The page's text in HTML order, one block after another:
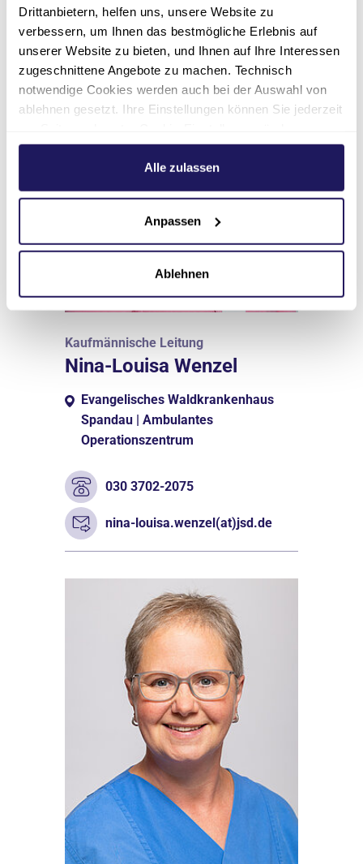
Drittanbietern, helfen uns, unsere Website zu
verbessern, um Ihnen das bestmögliche Erlebnis auf
unserer Website zu bieten, und Ihnen auf Ihre Interessen
zugeschnittene Angebote zu machen. Technisch
notwendige Cookies werden auch bei der Auswahl von
ablehnen gesetzt. Ihre Einstellungen können Sie jederzeit
Weitere Informationen hierzu finden Sie in unserer
.
Alle zulassen
Anpassen
Ablehnen
Kaufmännische Leitung
Nina-Louisa Wenzel
Evangelisches Waldkrankenhaus
Spandau | Ambulantes
Operationszentrum
030 3702-2075
nina-louisa.wenzel(at)jsd.de